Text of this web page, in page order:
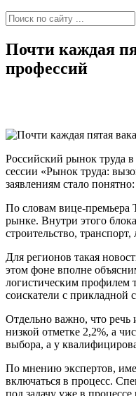
Почти каждая
профессий
Российский рынок труда
сессии «Рынок труда:
заявлениям стало
По словам вице-премьера
рынке. Внутри этого
строительство,
Для регионов такая
этом фоне вполне
логистическим профилем
соискатели с прикладной
Отдельно важно, что речь
низкой отметке 2,2%, а
выбора, а у
По мнению экспертов,
включаться в процесс.
под задачу уже в